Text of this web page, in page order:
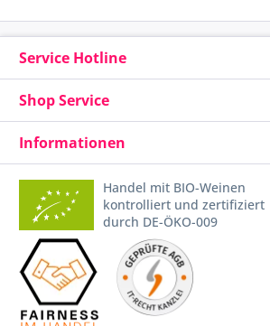
Service Hotline
Shop Service
Informationen
Handel mit BIO-Weinen
kontrolliert und zertifiziert
durch DE-ÖKO-009